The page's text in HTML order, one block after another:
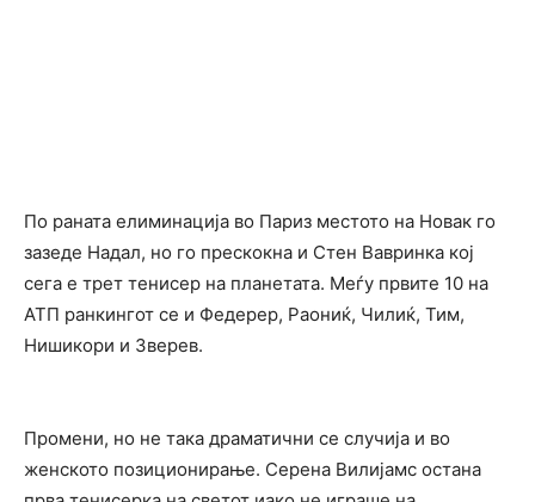
По раната елиминација во Париз местото на Новак го
зазеде Надал, но го прескокна и Стен Вавринка кој
сега е трет тенисер на планетата. Меѓу првите 10 на
АТП ранкингот се и Федерер, Раониќ, Чилиќ, Тим,
Нишикори и Зверев.
Промени, но не така драматични се случија и во
женското позиционирање. Серена Вилијамс остана